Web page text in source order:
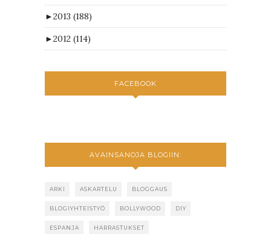
►2013 (188)
►2012 (114)
FACEBOOK
AVAINSANOJA BLOGIIN:
ARKI ASKARTELU BLOGGAUS
BLOGIYHTEISTYÖ BOLLYWOOD DIY
ESPANJA HARRASTUKSET